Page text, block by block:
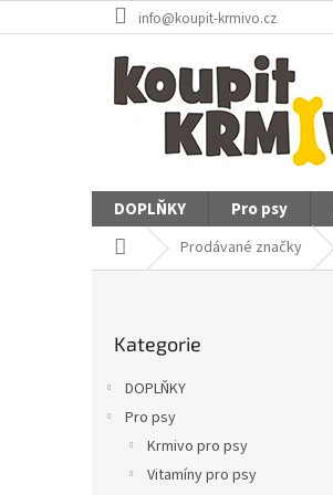
na
info@koupit-krmivo.cz
DOPLŇKY Pro psy
Domů Prodávané značky
kategorie
Kategorie
DOPLŇKY
Pro psy
Krmivo pro psy
Vitamíny pro psy